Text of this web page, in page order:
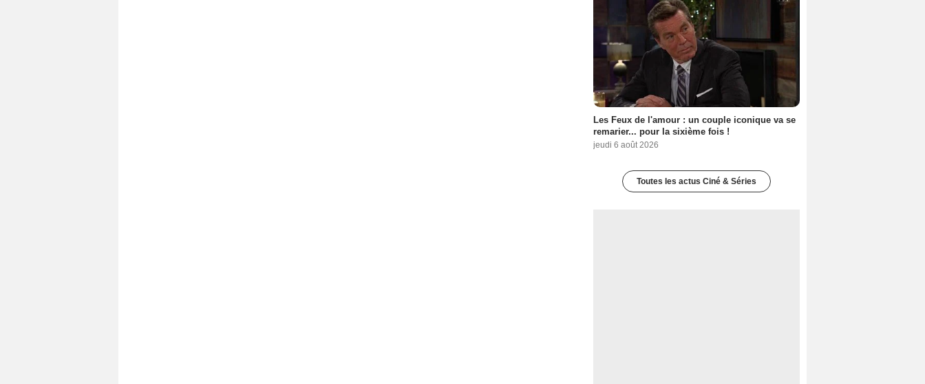
Les Feux de l'amour : un couple iconique va se
remarier... pour la sixième fois !
jeudi 6 août 2026
Toutes les actus Ciné & Séries